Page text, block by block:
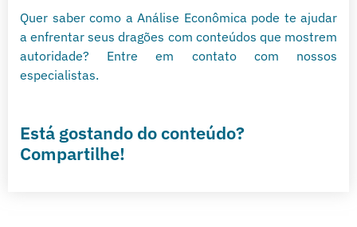
Quer saber como a Análise Econômica pode te ajudar
a enfrentar seus dragões com conteúdos que mostrem
autoridade? Entre em contato com nossos
especialistas.
Está gostando do conteúdo?
Compartilhe!